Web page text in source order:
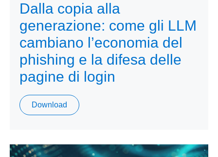
Dalla copia alla
generazione: come gli LLM
cambiano l’economia del
phishing e la difesa delle
pagine di login
Download